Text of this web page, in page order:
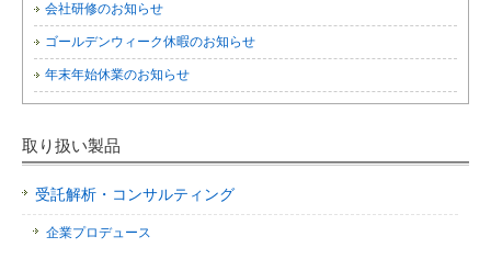
会社研修のお知らせ
ゴールデンウィーク休暇のお知らせ
年末年始休業のお知らせ
取り扱い製品
受託解析・コンサルティング
企業プロデュース